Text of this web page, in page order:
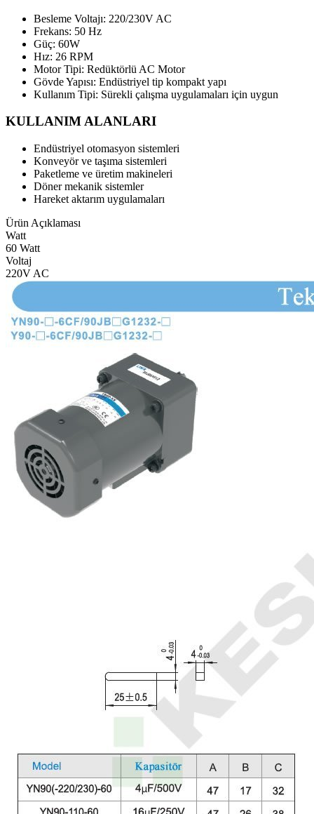
Besleme Voltajı: 220/230V AC
Frekans: 50 Hz
Güç: 60W
Hız: 26 RPM
Motor Tipi: Redüktörlü AC Motor
Gövde Yapısı: Endüstriyel tip kompakt yapı
Kullanım Tipi: Sürekli çalışma uygulamaları için uygun
KULLANIM ALANLARI
Endüstriyel otomasyon sistemleri
Konveyör ve taşıma sistemleri
Paketleme ve üretim makineleri
Döner mekanik sistemler
Hareket aktarım uygulamaları
Ürün Açıklaması
Watt
60 Watt
Voltaj
220V AC